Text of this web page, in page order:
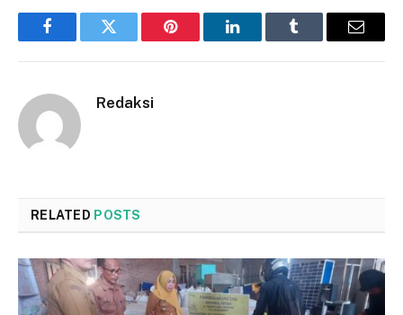
FacebookTwitter Pinterest LinkedInTumblr Email
Redaksi
RELATED POSTS